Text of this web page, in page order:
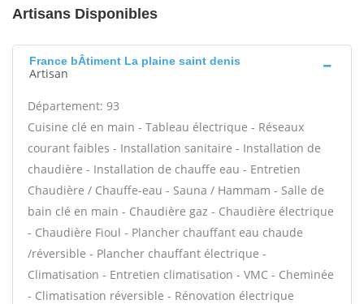
Artisans Disponibles
France bÂtiment La plaine saint denis
Artisan
Département: 93
Cuisine clé en main - Tableau électrique - Réseaux
courant faibles - Installation sanitaire - Installation de
chaudière - Installation de chauffe eau - Entretien
Chaudière / Chauffe-eau - Sauna / Hammam - Salle de
bain clé en main - Chaudière gaz - Chaudière électrique
- Chaudière Fioul - Plancher chauffant eau chaude
/réversible - Plancher chauffant électrique -
Climatisation - Entretien climatisation - VMC - Cheminée
- Climatisation réversible - Rénovation électrique